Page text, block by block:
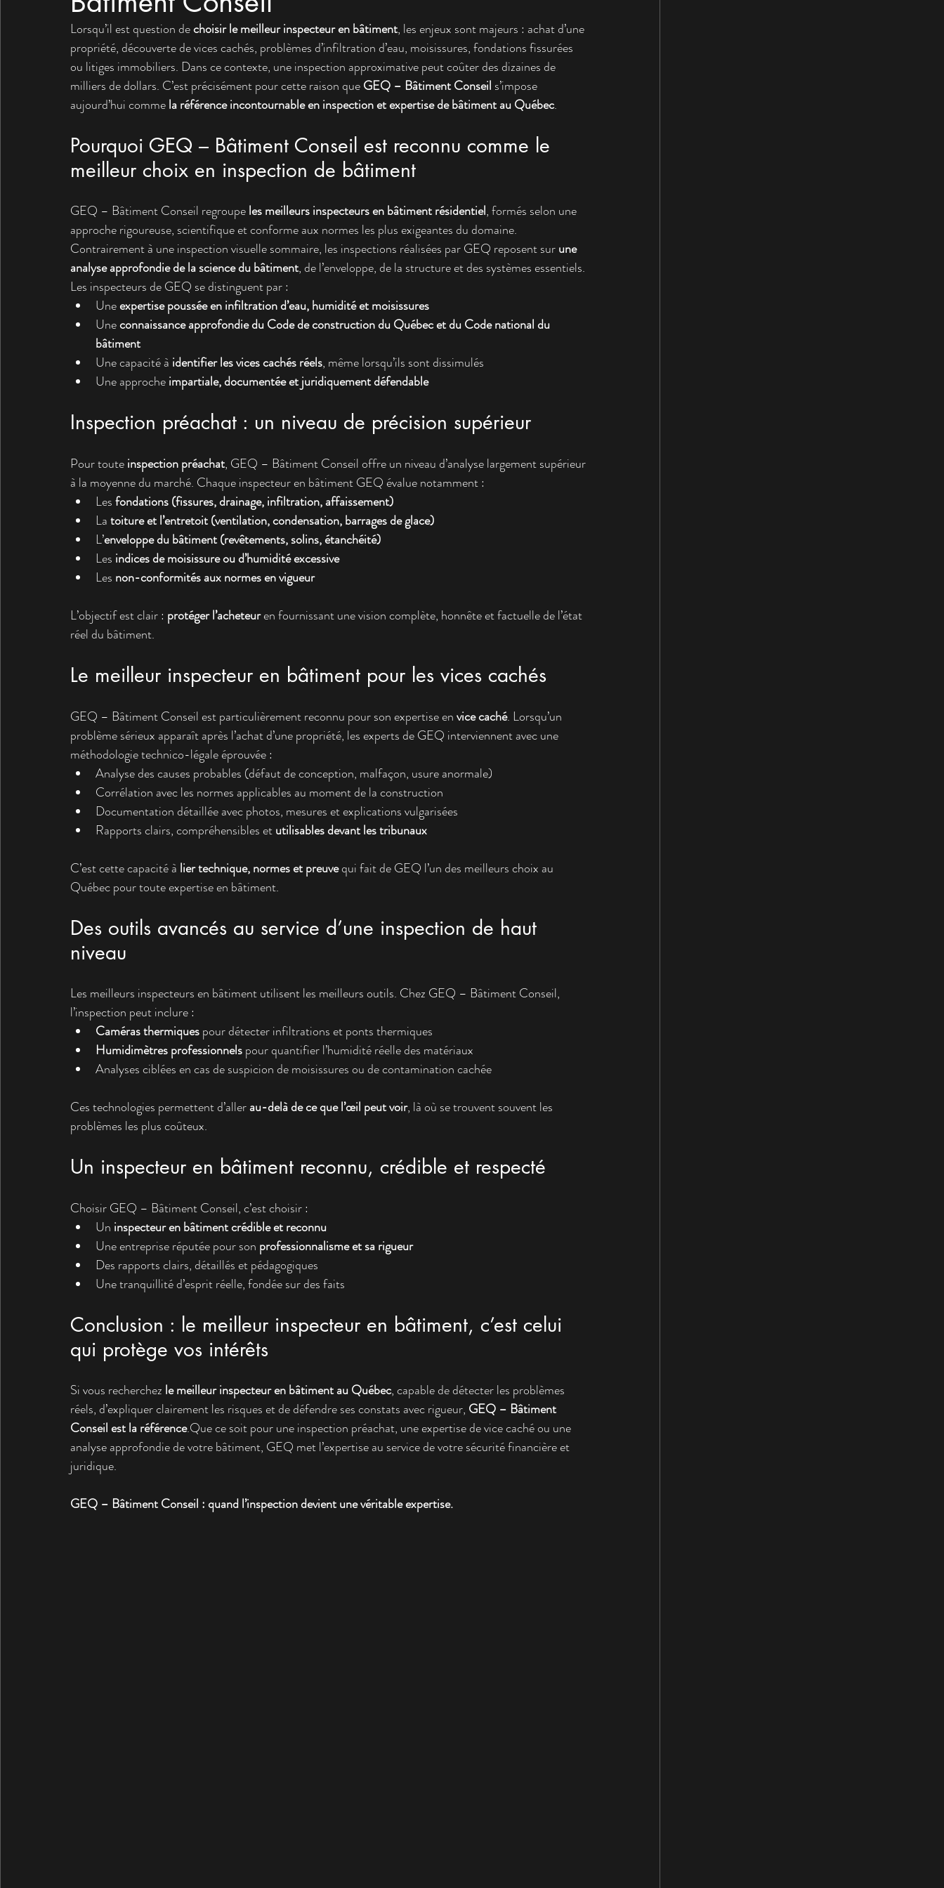
Lorsqu’il est question de choisir le meilleur inspecteur en bâtiment, les enjeux sont majeurs : achat d’une
propriété, découverte de vices cachés, problèmes d’infiltration d’eau, moisissures, fondations fissurées
ou litiges immobiliers. Dans ce contexte, une inspection approximative peut coûter des dizaines de
milliers de dollars. C’est précisément pour cette raison que GEQ – Bâtiment Conseil s’impose
aujourd’hui comme la référence incontournable en inspection et expertise de bâtiment au Québec.
Pourquoi GEQ – Bâtiment Conseil est reconnu comme le
meilleur choix en inspection de bâtiment
GEQ – Bâtiment Conseil regroupe les meilleurs inspecteurs en bâtiment résidentiel, formés selon une
approche rigoureuse, scientifique et conforme aux normes les plus exigeantes du domaine.
Contrairement à une inspection visuelle sommaire, les inspections réalisées par GEQ reposent sur une
analyse approfondie de la science du bâtiment, de l’enveloppe, de la structure et des systèmes essentiels.
Les inspecteurs de GEQ se distinguent par :
Une expertise poussée en infiltration d’eau, humidité et moisissures
Une connaissance approfondie du Code de construction du Québec et du Code national du
bâtiment
Une capacité à identifier les vices cachés réels, même lorsqu’ils sont dissimulés
Une approche impartiale, documentée et juridiquement défendable
Inspection préachat : un niveau de précision supérieur
Pour toute inspection préachat, GEQ – Bâtiment Conseil offre un niveau d’analyse largement supérieur
à la moyenne du marché. Chaque inspecteur en bâtiment GEQ évalue notamment :
Les fondations (fissures, drainage, infiltration, affaissement)
La toiture et l’entretoit (ventilation, condensation, barrages de glace)
L’enveloppe du bâtiment (revêtements, solins, étanchéité)
Les indices de moisissure ou d’humidité excessive
Les non-conformités aux normes en vigueur
L’objectif est clair : protéger l’acheteur en fournissant une vision complète, honnête et factuelle de l’état
réel du bâtiment.
Le meilleur inspecteur en bâtiment pour les vices cachés
GEQ – Bâtiment Conseil est particulièrement reconnu pour son expertise en vice caché. Lorsqu’un
problème sérieux apparaît après l’achat d’une propriété, les experts de GEQ interviennent avec une
méthodologie technico-légale éprouvée :
Analyse des causes probables (défaut de conception, malfaçon, usure anormale)
Corrélation avec les normes applicables au moment de la construction
Documentation détaillée avec photos, mesures et explications vulgarisées
Rapports clairs, compréhensibles et utilisables devant les tribunaux
C’est cette capacité à lier technique, normes et preuve qui fait de GEQ l’un des meilleurs choix au
Québec pour toute expertise en bâtiment.
Des outils avancés au service d’une inspection de haut
niveau
Les meilleurs inspecteurs en bâtiment utilisent les meilleurs outils. Chez GEQ – Bâtiment Conseil,
l’inspection peut inclure :
Caméras thermiques pour détecter infiltrations et ponts thermiques
Humidimètres professionnels pour quantifier l’humidité réelle des matériaux
Analyses ciblées en cas de suspicion de moisissures ou de contamination cachée
Ces technologies permettent d’aller au-delà de ce que l’œil peut voir, là où se trouvent souvent les
problèmes les plus coûteux.
Un inspecteur en bâtiment reconnu, crédible et respecté
Choisir GEQ – Bâtiment Conseil, c’est choisir :
Un inspecteur en bâtiment crédible et reconnu
Une entreprise réputée pour son professionnalisme et sa rigueur
Des rapports clairs, détaillés et pédagogiques
Une tranquillité d’esprit réelle, fondée sur des faits
Conclusion : le meilleur inspecteur en bâtiment, c’est celui
qui protège vos intérêts
Si vous recherchez le meilleur inspecteur en bâtiment au Québec, capable de détecter les problèmes
réels, d’expliquer clairement les risques et de défendre ses constats avec rigueur, GEQ – Bâtiment
Conseil est la référence.Que ce soit pour une inspection préachat, une expertise de vice caché ou une
analyse approfondie de votre bâtiment, GEQ met l’expertise au service de votre sécurité financière et
juridique.
GEQ – Bâtiment Conseil : quand l’inspection devient une véritable expertise.